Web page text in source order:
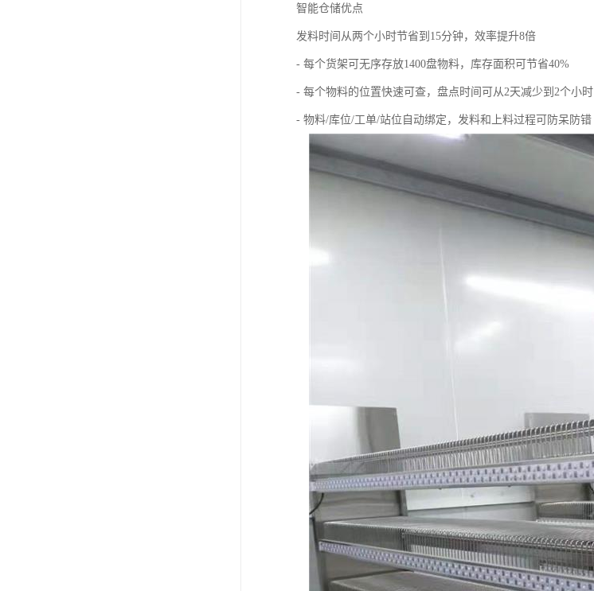
智能仓储优点
发料时间从两个小时节省到15分钟，效率提升8倍
- 每个货架可无序存放1400盘物料，库存面积可节省40%
- 每个物料的位置快速可查，盘点时间可从2天减少到2个小时
- 物料/库位/工单/站位自动绑定，发料和上料过程可防呆防错